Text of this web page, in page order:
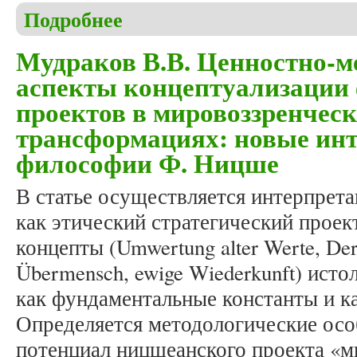
Подробнее
Мудраков В.В. Ценностно-
аспекты
проектов в
трансформациях: новые
философии Ф. Ницше
В статье осуществляется
как этический стратегический
концепты (Umwertung alter Werte,
Übermensch, ewige Wiederkunft)
как фундаментальные константы и
Определяется методологические
потенциал ницшеанского проекта